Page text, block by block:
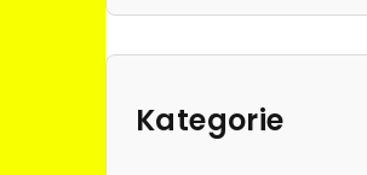
P
Přeskočit
kategorie
Kategorie